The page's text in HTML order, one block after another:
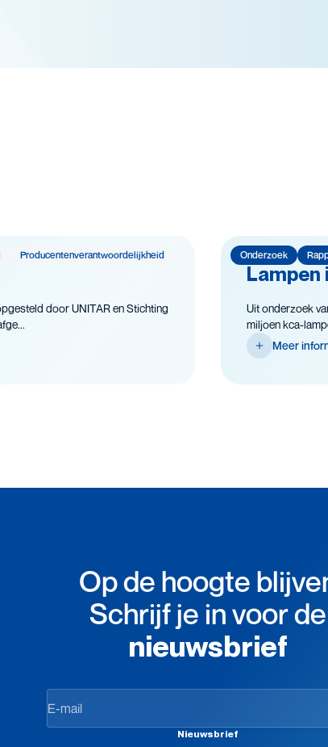
Producenten­­­­verantwoor­delijk­heid
door UNITAR en Stichting
Onderzoek
Lampen
Uit onderzoek
miljoen kca-
Meer
Op de hoogte
Schrijf je in voor de
nieuwsbrief
de
Nieuwsbrief